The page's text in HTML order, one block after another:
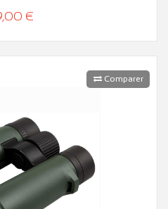
€
Comparer